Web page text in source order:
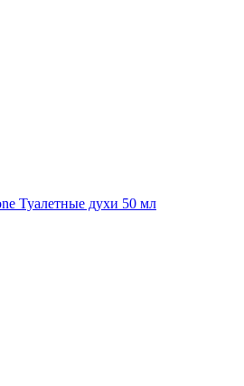
Туалетные духи 50 мл